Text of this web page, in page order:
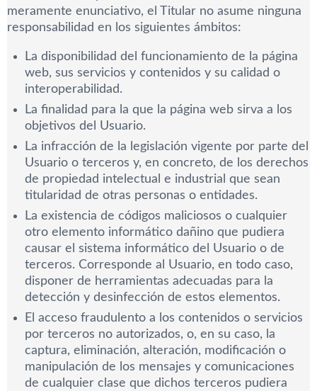
meramente enunciativo, el Titular no asume ninguna
responsabilidad en los siguientes ámbitos:
La disponibilidad del funcionamiento de la página
web, sus servicios y contenidos y su calidad o
interoperabilidad.
La finalidad para la que la página web sirva a los
objetivos del Usuario.
La infracción de la legislación vigente por parte del
Usuario o terceros y, en concreto, de los derechos
de propiedad intelectual e industrial que sean
titularidad de otras personas o entidades.
La existencia de códigos maliciosos o cualquier
otro elemento informático dañino que pudiera
causar el sistema informático del Usuario o de
terceros. Corresponde al Usuario, en todo caso,
disponer de herramientas adecuadas para la
detección y desinfección de estos elementos.
El acceso fraudulento a los contenidos o servicios
por terceros no autorizados, o, en su caso, la
captura, eliminación, alteración, modificación o
manipulación de los mensajes y comunicaciones
de cualquier clase que dichos terceros pudiera